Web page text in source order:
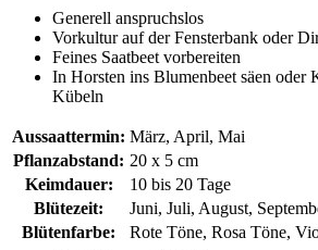
Generell anspruchslos
Vorkultur auf der Fensterbank oder
Feines Saatbeet vorbereiten
In Horsten ins Blumenbeet säen oder
Kübeln
Aussaattermin: März, April, Mai
Pflanzabstand: 20 x 5 cm
Keimdauer:
10 bis 20 Tage
Blütezeit:
Juni, Juli, August,
Blütenfarbe:
Rote Töne, Rosa Töne,